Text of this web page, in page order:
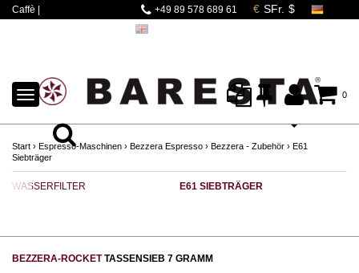
Caffè |
+49 89 578 689 61
0
TOGGLE
NAVIGATION
Start › Espresso-Maschinen › Bezzera Espresso › Bezzera - Zubehör › E61
Siebträger
WASSERFILTER E61 SIEBTRÄGER
BEZZERA-ROCKETTASSENSIEB 7 GRAMM